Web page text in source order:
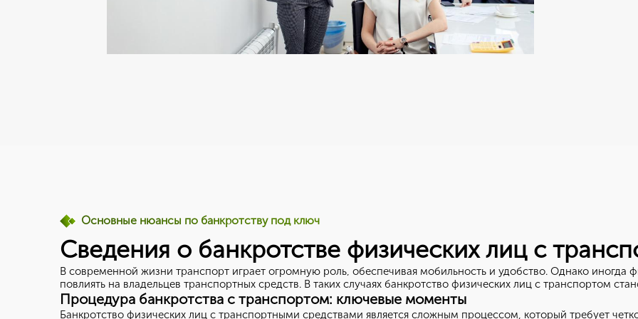
Основные нюансы по банкротству под ключ
Сведения о банкротстве физических лиц с
В современной жизни транспорт играет огромную роль, обеспечивая мобильность и удобство. Однако иногда
повлиять на владельцев транспортных средств. В таких случаях банкротство физических лиц с транспортом
Процедура банкротства с транспортом: ключевые моменты
Банкротство физических лиц с транспортными средствами является сложным процессом, который требует